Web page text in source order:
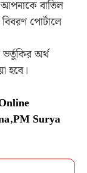
আপনাকে বাতিল
পোর্টালে
অর্থ
হবে।
,PM Surya